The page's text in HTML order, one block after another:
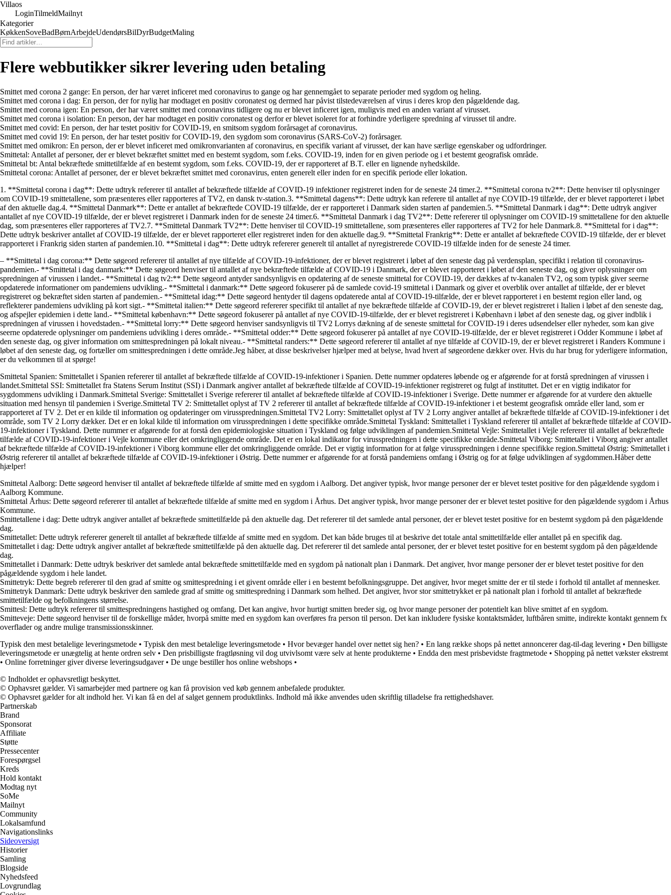
Villaos
LoginTilmeldMailnyt
Kategorier
KøkkenSoveBadBørnArbejdeUdendørsBilDyrBudgetMaling
Flere webbutikker sikrer levering uden betaling
Smittet med corona 2 gange: En person, der har været inficeret med coronavirus to gange og har gennemgået to separate perioder med sygdom og heling.
Smittet med corona i dag: En person, der for nylig har modtaget en positiv coronatest og dermed har påvist tilstedeværelsen af virus i deres krop den pågældende dag.
Smittet med corona igen: En person, der har været smittet med coronavirus tidligere og nu er blevet inficeret igen, muligvis med en anden variant af virusset.
Smittet med corona i isolation: En person, der har modtaget en positiv coronatest og derfor er blevet isoleret for at forhindre yderligere spredning af virusset til andre.
Smittet med covid: En person, der har testet positiv for COVID-19, en smitsom sygdom forårsaget af coronavirus.
Smittet med covid 19: En person, der har testet positiv for COVID-19, den sygdom som coronavirus (SARS-CoV-2) forårsager.
Smittet med omikron: En person, der er blevet inficeret med omikronvarianten af coronavirus, en specifik variant af virusset, der kan have særlige egenskaber og udfordringer.
Smittetal: Antallet af personer, der er blevet bekræftet smittet med en bestemt sygdom, som f.eks. COVID-19, inden for en given periode og i et bestemt geografisk område.
Smittetal bt: Antal bekræftede smittetilfælde af en bestemt sygdom, som f.eks. COVID-19, der er rapporteret af B.T. eller en lignende nyhedskilde.
Smittetal corona: Antallet af personer, der er blevet bekræftet smittet med coronavirus, enten generelt eller inden for en specifik periode eller lokation.
1. **Smittetal corona i dag**: Dette udtryk refererer til antallet af bekræftede tilfælde af COVID-19 infektioner registreret inden for de seneste 24 timer.2. **Smittetal corona tv2**: Dette henviser til oplysninger
om COVID-19 smittetallene, som præsenteres eller rapporteres af TV2, en dansk tv-station.3. **Smittetal dagens**: Dette udtryk kan referere til antallet af nye COVID-19 tilfælde, der er blevet rapporteret i løbet
af den aktuelle dag.4. **Smittetal Danmark**: Dette er antallet af bekræftede COVID-19 tilfælde, der er rapporteret i Danmark siden starten af pandemien.5. **Smittetal Danmark i dag**: Dette udtryk angiver
antallet af nye COVID-19 tilfælde, der er blevet registreret i Danmark inden for de seneste 24 timer.6. **Smittetal Danmark i dag TV2**: Dette refererer til oplysninger om COVID-19 smittetallene for den aktuelle
dag, som præsenteres eller rapporteres af TV2.7. **Smittetal Danmark TV2**: Dette henviser til COVID-19 smittetallene, som præsenteres eller rapporteres af TV2 for hele Danmark.8. **Smittetal for i dag**:
Dette udtryk beskriver antallet af COVID-19 tilfælde, der er blevet rapporteret eller registreret inden for den aktuelle dag.9. **Smittetal Frankrig**: Dette er antallet af bekræftede COVID-19 tilfælde, der er blevet
rapporteret i Frankrig siden starten af pandemien.10. **Smittetal i dag**: Dette udtryk refererer generelt til antallet af nyregistrerede COVID-19 tilfælde inden for de seneste 24 timer.
– **Smittetal i dag corona:** Dette søgeord refererer til antallet af nye tilfælde af COVID-19-infektioner, der er blevet registreret i løbet af den seneste dag på verdensplan, specifikt i relation til coronavirus-
pandemien.- **Smittetal i dag danmark:** Dette søgeord henviser til antallet af nye bekræftede tilfælde af COVID-19 i Danmark, der er blevet rapporteret i løbet af den seneste dag, og giver oplysninger om
spredningen af virussen i landet.- **Smittetal i dag tv2:** Dette søgeord antyder sandsynligvis en opdatering af de seneste smittetal for COVID-19, der dækkes af tv-kanalen TV2, og som typisk giver seerne
opdaterede informationer om pandemiens udvikling.- **Smittetal i danmark:** Dette søgeord fokuserer på de samlede covid-19 smittetal i Danmark og giver et overblik over antallet af tilfælde, der er blevet
registreret og bekræftet siden starten af pandemien.- **Smittetal idag:** Dette søgeord hentyder til dagens opdaterede antal af COVID-19-tilfælde, der er blevet rapporteret i en bestemt region eller land, og
reflekterer pandemiens udvikling på kort sigt.- **Smittetal italien:** Dette søgeord refererer specifikt til antallet af nye bekræftede tilfælde af COVID-19, der er blevet registreret i Italien i løbet af den seneste dag,
og afspejler epidemien i dette land.- **Smittetal københavn:** Dette søgeord fokuserer på antallet af nye COVID-19-tilfælde, der er blevet registreret i København i løbet af den seneste dag, og giver indblik i
spredningen af virussen i hovedstaden.- **Smittetal lorry:** Dette søgeord henviser sandsynligvis til TV2 Lorrys dækning af de seneste smittetal for COVID-19 i deres udsendelser eller nyheder, som kan give
seerne opdaterede oplysninger om pandemiens udvikling i deres område.- **Smittetal odder:** Dette søgeord fokuserer på antallet af nye COVID-19-tilfælde, der er blevet registreret i Odder Kommune i løbet af
den seneste dag, og giver information om smittespredningen på lokalt niveau.- **Smittetal randers:** Dette søgeord refererer til antallet af nye tilfælde af COVID-19, der er blevet registreret i Randers Kommune i
løbet af den seneste dag, og fortæller om smittespredningen i dette område.Jeg håber, at disse beskrivelser hjælper med at belyse, hvad hvert af søgeordene dækker over. Hvis du har brug for yderligere information,
er du velkommen til at spørge!
Smittetal Spanien: Smittetallet i Spanien refererer til antallet af bekræftede tilfælde af COVID-19-infektioner i Spanien. Dette nummer opdateres løbende og er afgørende for at forstå spredningen af virussen i
landet.Smittetal SSI: Smittetallet fra Statens Serum Institut (SSI) i Danmark angiver antallet af bekræftede tilfælde af COVID-19-infektioner registreret og fulgt af instituttet. Det er en vigtig indikator for
sygdommens udvikling i Danmark.Smittetal Sverige: Smittetallet i Sverige refererer til antallet af bekræftede tilfælde af COVID-19-infektioner i Sverige. Dette nummer er afgørende for at vurdere den aktuelle
situation med hensyn til pandemien i Sverige.Smittetal TV 2: Smittetallet oplyst af TV 2 refererer til antallet af bekræftede tilfælde af COVID-19-infektioner i et bestemt geografisk område eller land, som er
rapporteret af TV 2. Det er en kilde til information og opdateringer om virusspredningen.Smittetal TV2 Lorry: Smittetallet oplyst af TV 2 Lorry angiver antallet af bekræftede tilfælde af COVID-19-infektioner i det
område, som TV 2 Lorry dækker. Det er en lokal kilde til information om virusspredningen i dette specifikke område.Smittetal Tyskland: Smittetallet i Tyskland refererer til antallet af bekræftede tilfælde af COVID-
19-infektioner i Tyskland. Dette nummer er afgørende for at forstå den epidemiologiske situation i Tyskland og følge udviklingen af pandemien.Smittetal Vejle: Smittetallet i Vejle refererer til antallet af bekræftede
tilfælde af COVID-19-infektioner i Vejle kommune eller det omkringliggende område. Det er en lokal indikator for virusspredningen i dette specifikke område.Smittetal Viborg: Smittetallet i Viborg angiver antallet
af bekræftede tilfælde af COVID-19-infektioner i Viborg kommune eller det omkringliggende område. Det er vigtig information for at følge virusspredningen i denne specifikke region.Smittetal Østrig: Smittetallet i
Østrig refererer til antallet af bekræftede tilfælde af COVID-19-infektioner i Østrig. Dette nummer er afgørende for at forstå pandemiens omfang i Østrig og for at følge udviklingen af sygdommen.Håber dette
hjælper!
Smittetal Aalborg: Dette søgeord henviser til antallet af bekræftede tilfælde af smitte med en sygdom i Aalborg. Det angiver typisk, hvor mange personer der er blevet testet positive for den pågældende sygdom i
Aalborg Kommune.
Smittetal Århus: Dette søgeord refererer til antallet af bekræftede tilfælde af smitte med en sygdom i Århus. Det angiver typisk, hvor mange personer der er blevet testet positive for den pågældende sygdom i Århus
Kommune.
Smittetallene i dag: Dette udtryk angiver antallet af bekræftede smittetilfælde på den aktuelle dag. Det refererer til det samlede antal personer, der er blevet testet positive for en bestemt sygdom på den pågældende
dag.
Smittetallet: Dette udtryk refererer generelt til antallet af bekræftede tilfælde af smitte med en sygdom. Det kan både bruges til at beskrive det totale antal smittetilfælde eller antallet på en specifik dag.
Smittetallet i dag: Dette udtryk angiver antallet af bekræftede smittetilfælde på den aktuelle dag. Det refererer til det samlede antal personer, der er blevet testet positive for en bestemt sygdom på den pågældende
dag.
Smittetallet i Danmark: Dette udtryk beskriver det samlede antal bekræftede smittetilfælde med en sygdom på nationalt plan i Danmark. Det angiver, hvor mange personer der er blevet testet positive for den
pågældende sygdom i hele landet.
Smittetryk: Dette begreb refererer til den grad af smitte og smittespredning i et givent område eller i en bestemt befolkningsgruppe. Det angiver, hvor meget smitte der er til stede i forhold til antallet af mennesker.
Smittetryk Danmark: Dette udtryk beskriver den samlede grad af smitte og smittespredning i Danmark som helhed. Det angiver, hvor stor smittetrykket er på nationalt plan i forhold til antallet af bekræftede
smittetilfælde og befolkningens størrelse.
Smittesl: Dette udtryk refererer til smittespredningens hastighed og omfang. Det kan angive, hvor hurtigt smitten breder sig, og hvor mange personer der potentielt kan blive smittet af en sygdom.
Smitteveje: Dette søgeord henviser til de forskellige måder, hvorpå smitte med en sygdom kan overføres fra person til person. Det kan inkludere fysiske kontaktsmåder, luftbåren smitte, indirekte kontakt gennem fx
overflader og andre mulige transmissionsskinner.
Typisk den mest betalelige leveringsmetode • Typisk den mest betalelige leveringsmetode • Hvor bevæger handel over nettet sig hen? • En lang række shops på nettet annoncerer dag-til-dag levering • Den billigste
leveringsmetode er unægtelig at hente ordren selv • Den prisbilligste fragtløsning vil dog utvivlsomt være selv at hente produkterne • Endda den mest prisbevidste fragtmetode • Shopping på nettet vækster ekstremt
• Online forretninger giver diverse leveringsudgaver• De unge bestiller hos online webshops •
© Indholdet er ophavsretligt beskyttet.
© Ophavsret gælder. Vi samarbejder med partnere og kan få provision ved køb gennem anbefalede produkter.
© Ophavsret gælder for alt indhold her. Vi kan få en del af salget gennem produktlinks. Indhold må ikke anvendes uden skriftlig tilladelse fra rettighedshaver.
Partnerskab
Brand
Sponsorat
Affiliate
Støtte
Pressecenter
Forespørgsel
Kreds
Hold kontakt
Modtag nyt
SoMe
Mailnyt
Community
Lokalsamfund
Navigationslinks
Sideoversigt
Historier
Samling
Blogside
Nyhedsfeed
Lovgrundlag